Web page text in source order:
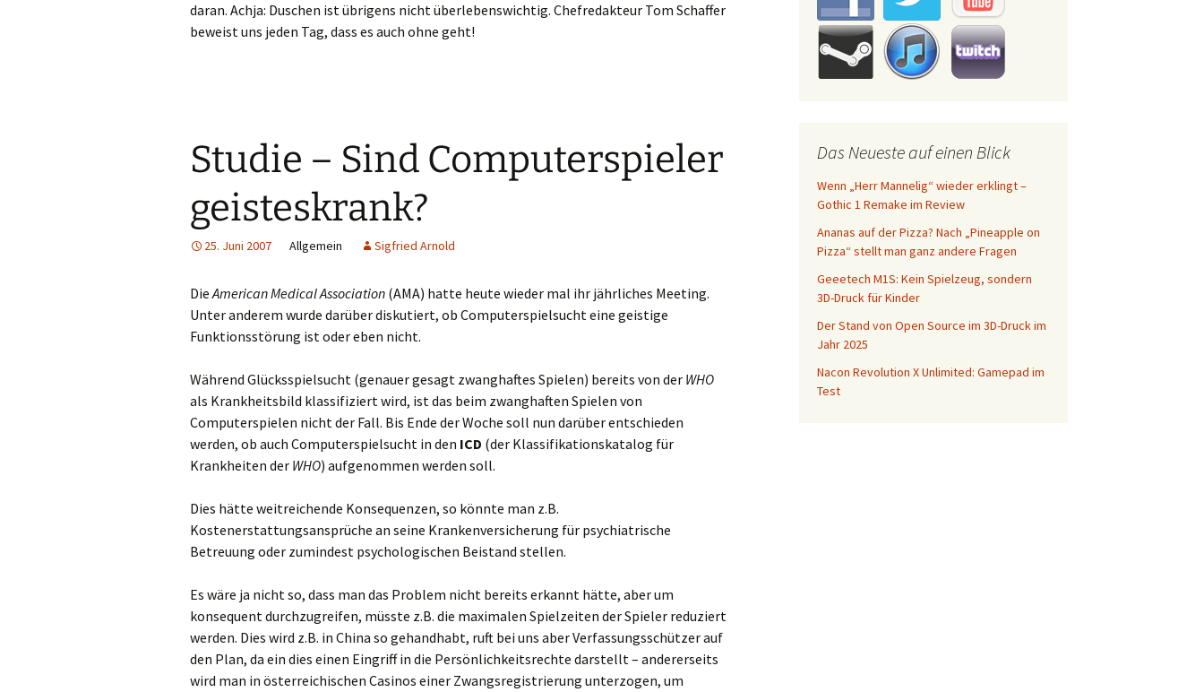
daran. Achja: Duschen ist übrigens nicht überlebenswichtig. Chefredakteur Tom Schaffer
beweist uns jeden Tag, dass es auch ohne geht!
Studie – Sind Computerspieler
geisteskrank?
25. Juni 2007 Allgemein Sigfried Arnold
DieAmerican Medical Association (AMA) hatte heute wieder mal ihr jährliches Meeting.
Unter anderem wurde darüber diskutiert, ob Computerspielsucht eine geistige
Funktionsstörung ist oder eben nicht.
Während Glücksspielsucht (genauer gesagt zwanghaftes Spielen) bereits von der WHO
als Krankheitsbild klassifiziert wird, ist das beim zwanghaften Spielen von
Computerspielen nicht der Fall. Bis Ende der Woche soll nun darüber entschieden
werden, ob auch Computerspielsucht in den ICD (der Klassifikationskatalog für
Krankheiten der WHO) aufgenommen werden soll.
Dies hätte weitreichende Konsequenzen, so könnte man z.B.
Kostenerstattungsansprüche an seine Krankenversicherung für psychiatrische
Betreuung oder zumindest psychologischen Beistand stellen.
Es wäre ja nicht so, dass man das Problem nicht bereits erkannt hätte, aber um
konsequent durchzugreifen, müsste z.B. die maximalen Spielzeiten der Spieler reduziert
werden. Dies wird z.B. in China so gehandhabt, ruft bei uns aber Verfassungsschützer auf
den Plan, da ein dies einen Eingriff in die Persönlichkeitsrechte darstellt – andererseits
wird man in österreichischen Casinos einer Zwangsregistrierung unterzogen, um
Das Neueste auf einen Blick
Wenn „Herr Mannelig“ wieder erklingt –
Gothic 1 Remake im Review
Ananas auf der Pizza? Nach „Pineapple on
Pizza“ stellt man ganz andere Fragen
Geeetech M1S: Kein Spielzeug, sondern
3D-Druck für Kinder
Der Stand von Open Source im 3D-Druck im
Jahr 2025
Nacon Revolution X Unlimited: Gamepad im
Test